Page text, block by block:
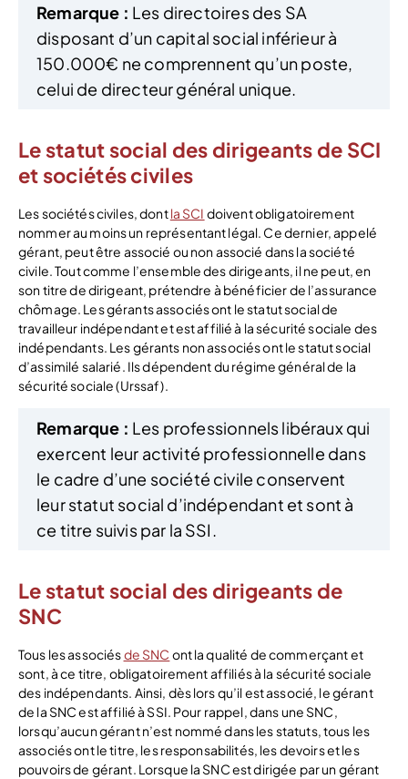
Remarque : Les directoires des SA
disposant d’un capital social inférieur à
150.000€ ne comprennent qu’un poste,
celui de directeur général unique.
Le statut social des dirigeants de SCI
et sociétés civiles
Les sociétés civiles, dontla SCI doivent obligatoirement
nommer au moins un représentant légal. Ce dernier, appelé
gérant, peut être associé ou non associé dans la société
civile. Tout comme l’ensemble des dirigeants, il ne peut, en
son titre de dirigeant, prétendre à bénéficier de l’assurance
chômage. Les gérants associés ont le statut social de
travailleur indépendant et est affilié à la sécurité sociale des
indépendants. Les gérants non associés ont le statut social
d’assimilé salarié. Ils dépendent du régime général de la
sécurité sociale (Urssaf).
Remarque : Les professionnels libéraux qui
exercent leur activité professionnelle dans
le cadre d’une société civile conservent
leur statut social d’indépendant et sont à
ce titre suivis par la SSI.
Le statut social des dirigeants de
SNC
Tous les associésde SNC ont la qualité de commerçant et
sont, à ce titre, obligatoirement affiliés à la sécurité sociale
des indépendants. Ainsi, dès lors qu’il est associé, le gérant
de la SNC est affilié à SSI. Pour rappel, dans une SNC,
lorsqu’aucun gérant n’est nommé dans les statuts, tous les
associés ont le titre, les responsabilités, les devoirs et les
pouvoirs de gérant. Lorsque la SNC est dirigée par un gérant